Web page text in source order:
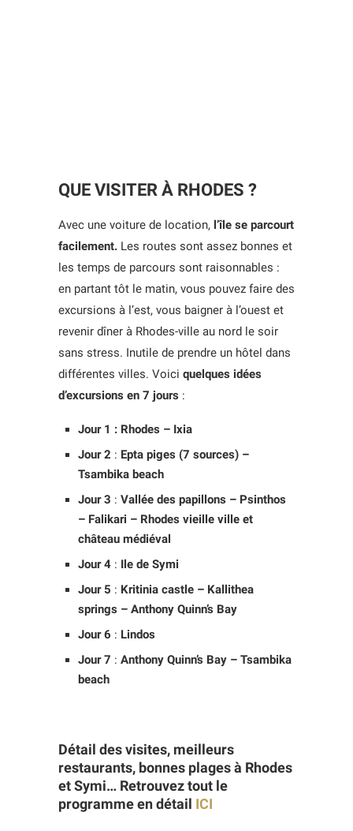
QUE VISITER À RHODES ?
Avec une voiture de location, l’île se parcourt
facilement. Les routes sont assez bonnes et
les temps de parcours sont raisonnables :
en partant tôt le matin, vous pouvez faire des
excursions à l’est, vous baigner à l’ouest et
revenir dîner à Rhodes-ville au nord le soir
sans stress. Inutile de prendre un hôtel dans
différentes villes. Voici quelques idées
d’excursions en 7 jours :
Jour 1 : Rhodes – Ixia
Jour 2 : Epta piges (7 sources) –
Tsambika beach
Jour 3 : Vallée des papillons – Psinthos
– Falikari – Rhodes vieille ville et
château médiéval
Jour 4 : Ile de Symi
Jour 5 : Kritinia castle – Kallithea
springs – Anthony Quinn’s Bay
Jour 6 : Lindos
Jour 7 : Anthony Quinn’s Bay – Tsambika
beach
Détail des visites, meilleurs
restaurants, bonnes plages à Rhodes
et Symi… Retrouvez tout le
programme en détail ICI